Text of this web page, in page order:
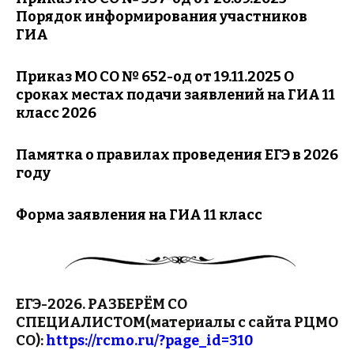
Порядок информирования участников
ГИА
Приказ МО СО № 652-од от 19.11.2025 О
сроках местах подачи заявлений на ГИА 11
класс 2026
Памятка о правилах проведения ЕГЭ в 2026
году
Форма заявления на ГИА 11 класс
ЕГЭ-2026. РАЗБЕРЁМ СО
СПЕЦИАЛИСТОМ(материалы с сайта РЦМО
СО):https://rcmo.ru/?page_id=310